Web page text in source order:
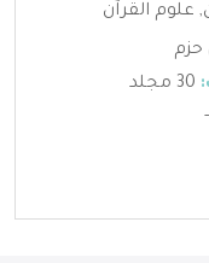
, علوم القرآن
حزم